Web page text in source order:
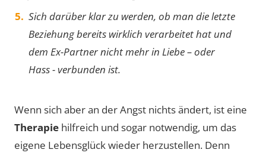
Sich darüber klar zu werden, ob man die letzte
Beziehung bereits wirklich verarbeitet hat und
dem Ex-Partner nicht mehr in Liebe – oder
Hass - verbunden ist.
Wenn sich aber an der Angst nichts ändert, ist eine
Therapie hilfreich und sogar notwendig, um das
eigene Lebensglück wieder herzustellen. Denn